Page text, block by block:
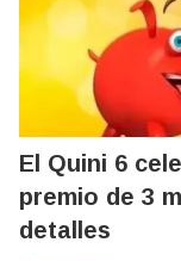
El Quini 6
premio de 3
detalles